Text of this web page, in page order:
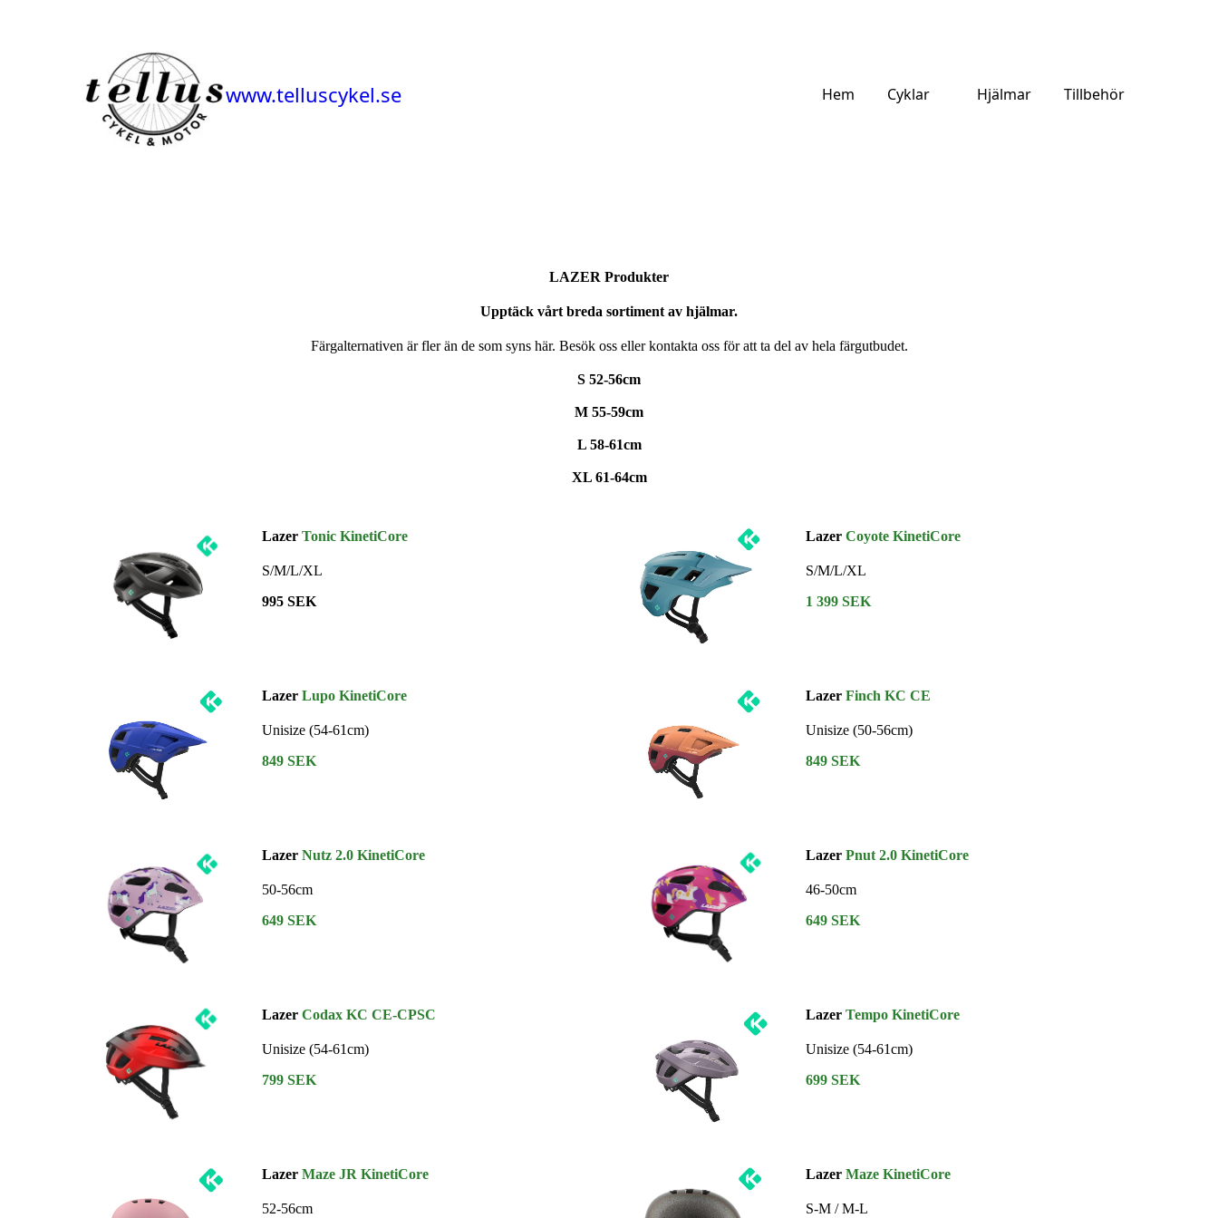
www.telluscykel.se Hem Cyklar Hjälmar Tillbehör
LAZER Produkter
Upptäck vårt breda sortiment av hjälmar.
Färgalternativen är fler än de som syns här. Besök oss eller kontakta oss för att ta del av hela färgutbudet.
S 52-56cm
M 55-59cm
L 58-61cm
XL 61-64cm
Lazer Tonic KinetiCore
S/M/L/XL
995 SEK
Lazer Coyote KinetiCore
S/M/L/XL
1 399 SEK
Lazer Lupo KinetiCore
Unisize (54-61cm)
849 SEK
Lazer Finch KC CE
Unisize (50-56cm)
849 SEK
Lazer Nutz 2.0 KinetiCore
50-56cm
649 SEK
Lazer Pnut 2.0 KinetiCore
46-50cm
649 SEK
Lazer Codax KC CE-CPSC
Unisize (54-61cm)
799 SEK
Lazer Tempo KinetiCore
Unisize (54-61cm)
699 SEK
Lazer Maze JR KinetiCore
52-56cm
Lazer Maze KinetiCore
S-M / M-L